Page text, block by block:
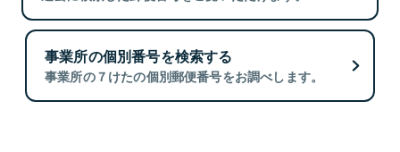
事業所の個別番号を検索する
事業所の７けたの個別郵便番号をお調べします。